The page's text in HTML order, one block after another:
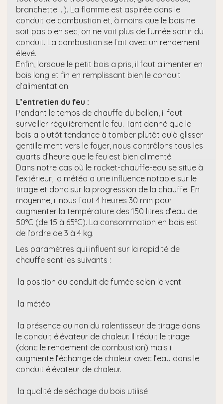
branchette …). La flamme est aspirée dans le
conduit de combustion et, à moins que le bois ne
soit pas bien sec, on ne voit plus de fumée sortir du
conduit. La combustion se fait avec un rendement
élevé.
Enfin, lorsque le petit bois a pris, il faut alimenter en
bois long et fin en remplissant bien le conduit
d’alimentation.
L’entretien du feu :
Pendant le temps de chauffe du ballon, il faut
surveiller régulièrement le feu. Tant donné que le
bois a plutôt tendance à tomber plutôt qu’à glisser
gentille ment vers le foyer, nous contrôlons tous les
quarts d’heure que le feu est bien alimenté.
Dans notre cas où le rocket-chauffe-eau se situe à
l’extérieur, la météo a une influence notable sur le
tirage et donc sur la progression de la chauffe. En
moyenne, il nous faut 4 heures 30 min pour
augmenter la température des 150 litres d’eau de
50°C (de 15 à 65°C). La consommation en bois est
de l’ordre de 3 à 4 kg.
Les paramètres qui influent sur la rapidité de
chauffe sont les suivants :
la position du conduit de fumée selon le vent
la météo
la présence ou non du ralentisseur de tirage dans
le conduit élévateur de chaleur. Il réduit le tirage
(donc le rendement de combustion) mais il
augmente l’échange de chaleur avec l’eau dans le
conduit élévateur de chaleur.
la qualité de séchage du bois utilisé